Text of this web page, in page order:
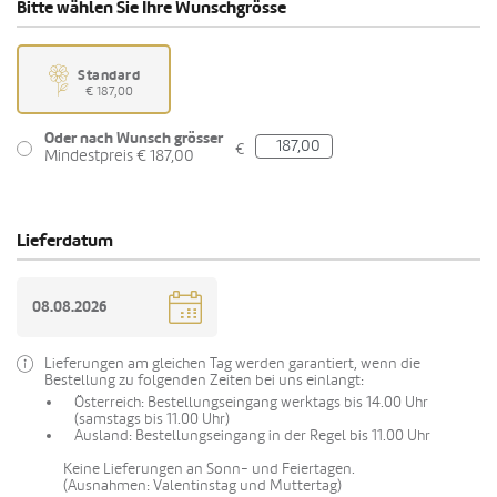
Bitte wählen Sie Ihre Wunschgrösse
Standard
€ 187,00
Oder nach Wunsch grösser
Mindestpreis € 187,00
€
Lieferdatum
Lieferungen am gleichen Tag werden garantiert, wenn die
Bestellung zu folgenden Zeiten bei uns einlangt:
Österreich: Bestellungseingang werktags bis 14.00 Uhr
(samstags bis 11.00 Uhr)
Ausland: Bestellungseingang in der Regel bis 11.00 Uhr
Keine Lieferungen an Sonn- und Feiertagen.
(Ausnahmen: Valentinstag und Muttertag)